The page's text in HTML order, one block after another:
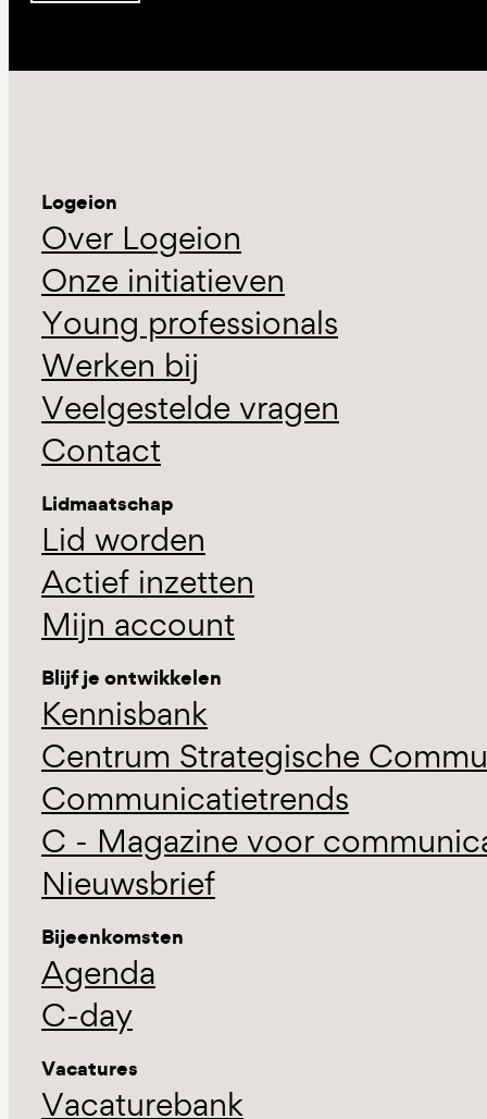
Logeion
Over Logeion
Onze initiatieven
Young professionals
Werken bij
Veelgestelde vragen
Contact
Lidmaatschap
Lid worden
Actief inzetten
Mijn account
Blijf je ontwikkelen
Kennisbank
Centrum Strategische
Communicatietrends
C - Magazine voor
Nieuwsbrief
Bijeenkomsten
Agenda
C-day
Vacatures
Vacaturebank